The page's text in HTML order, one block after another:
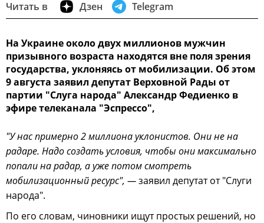
Читать в Дзен Telegram
На Украине около двух миллионов мужчин
призывного возраста находятся вне поля зрения
государства, уклоняясь от мобилизации. Об этом
9 августа заявил депутат Верховной Рады от
партии "Слуга народа" Александр Федиенко в
эфире телеканала "Эспрессо",
"У нас примерно 2 миллиона уклонистов. Они не на
радаре. Надо создать условия, чтобы они максимально
попали на радар, а уже потом смотреть
мобилизационный ресурс", —заявил депутат от "Слуги
народа".
По его словам, чиновники ищут простых решений, но